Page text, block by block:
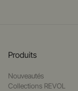
Produits
Nouveautés
Collections REVOL